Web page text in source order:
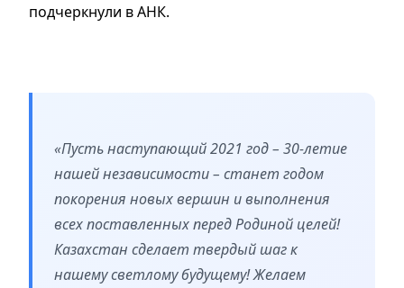
подчеркнули в АНК.
«Пусть наступающий 2021 год – 30-летие
нашей независимости – станет годом
покорения новых вершин и выполнения
всех поставленных перед Родиной целей!
Казахстан сделает твердый шаг к
нашему светлому будущему! Желаем